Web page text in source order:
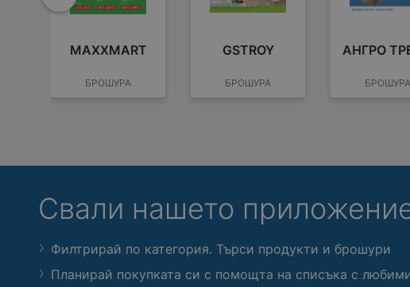
MAXXMART
БРОШУРА
GSTROY
БРОШУРА
АНГРО
БРОШУРА
Свали нашето
Филтрирай по категория. Търси продукти и брошури
Планирай покупката си с помощта на списъка с